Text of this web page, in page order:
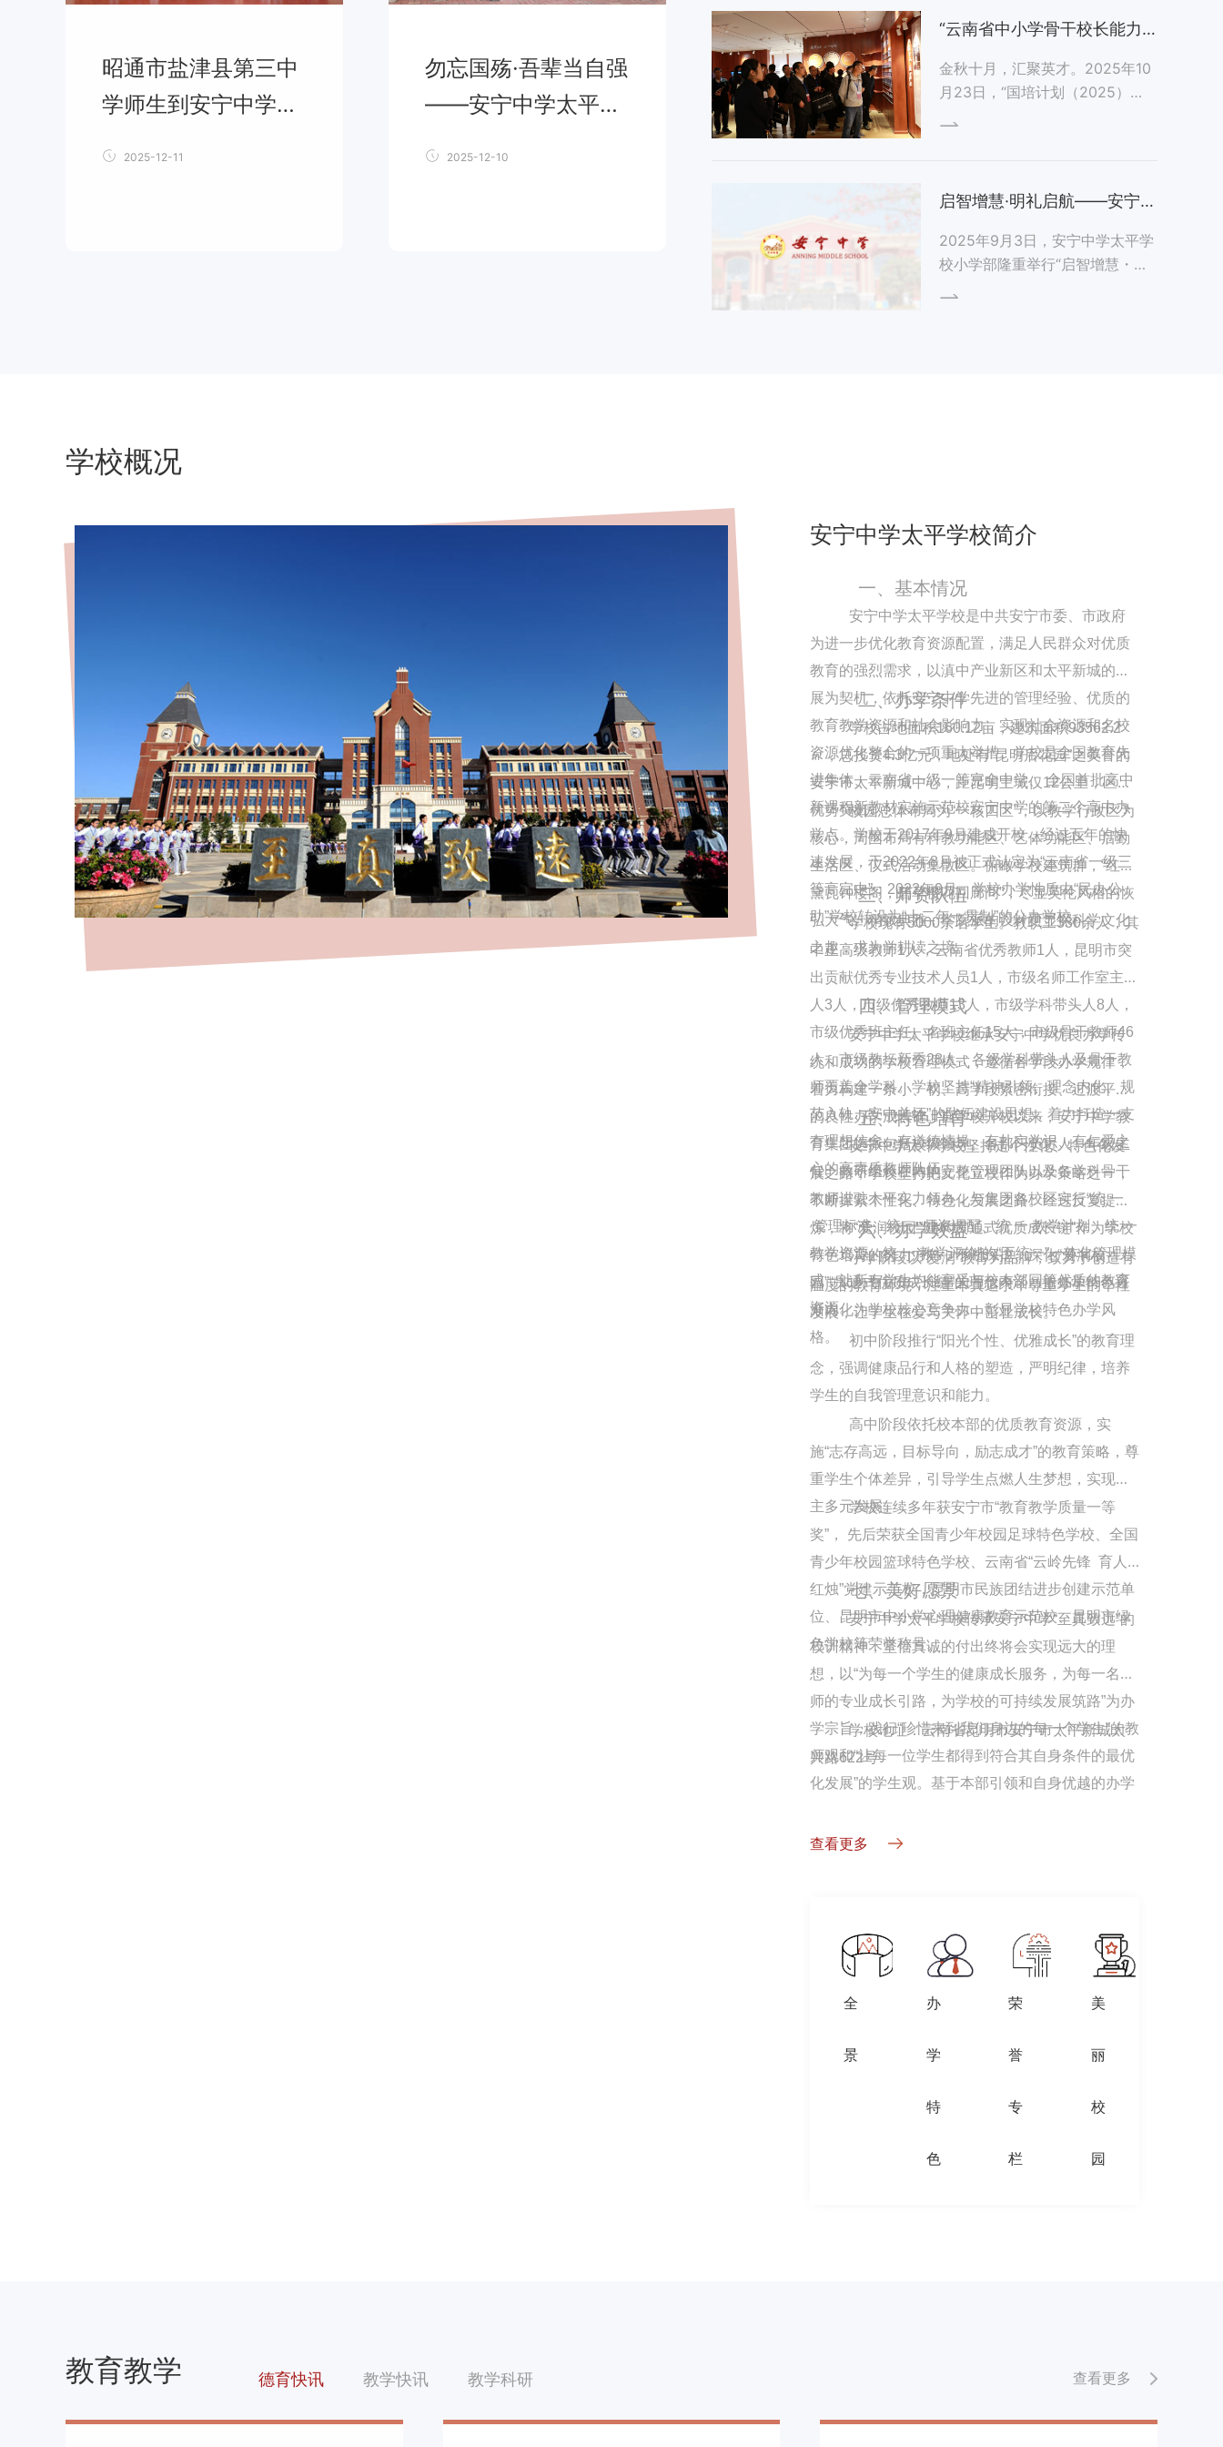
“云南省中小学骨干校长能力
提升”培训团走进安宁中学太
平学校
金秋十月，汇聚英才。2025年10
月23日，“国培计划（2025）
启智增慧·明礼启航——安宁中
学太平学校小学部一年级新生
入学仪式
2025年9月3日，安宁中学太平学
校小学部隆重举行“启智增慧・明
昭通市盐津县第三中
学师生到安宁中学教
2025-12-11
育集团访学交流
昭通市盐津县第三中学师生到安宁中
园，满地银杏织就金...
勿忘国殇·吾辈当自强
——安宁中学太平学
2025-12-10
实第12个南京大...
学校概况
安宁中学太平学校简介
一、基本情况
安宁中学太平学校是中共安宁市委、市政府
为进一步优化教育资源配置，满足人民群众对优质
教育的强烈需求，以滇中产业新区和太平新城的发
展为契机，依托安宁中学先进的管理经验、优质的
教育教学资源和社会影响力，实现社会资源和名校
资源优化整合的一项重大举措。学校是全国教育先
进集体、云南省一级一等完全中学、 全国首批高中
新课程新教材实施示范校安宁中学的第二个高中办
学点。学校于2017年9月建成开校，经过五年的快
速发展，于2022年8月被正式认定为“云南省一级三
等高完中”；2022年9月，学校办学性质由“民办公
助”学校转设为“十二年一贯制”的公办学校。
二、办学条件
学校占地面积160.12亩，建筑面积93562.2
㎡，总投资4.3亿元，地处有“昆明后花园”之美誉的
安宁市太平新城中心，距昆明主城仅12公里，区位
优势突出。校园总体布局为“一核四区”，以教学行政区为
核心，周围布局有科教功能区、艺体功能区、后勤
生活区、仪式活动集散区。俯瞰学校建筑群，“红砖
黛瓦钟楼阁，碧草樱花回廊间”，尽显英伦风格的恢
弘大气、精致典雅，学院派的设计更显探科学文化
之趣，求为学耕读之境。
三、师资队伍
学校现有5000余名学生。教职工330余人，其
中正高级教师1人，云南省优秀教师1人，昆明市突
出贡献优秀专业技术人员1人，市级名师工作室主持
人3人，市级优秀教师13人，市级学科带头人8人，
市级优秀班主任、名班主任15人，市级骨干教师46
人，市级教坛新秀28人，各级学科带头人及骨干教
师覆盖全学科。学校坚持“精神引领、理念内化、规
范入轨、安中关怀”的队伍建设思想，着力打造一支
有理想信念、有道德情操、有扎实学识、有仁爱之
心的高素质教师队伍。
四、管理模式
安宁中学太平学校继承安宁中学优良办学传
统和成功的学校管理模式，遵循各学段办学规律，
着力构建一条小、初、高学段紧密衔接、过渡平稳
的良性办学成长链。自学校开校以来，安宁中学教
育集团选派包括校级领导、各部门负责人、年级主
任、教研组长在内的完整管理团队以及各学科骨干
教师进驻太平实力领办，与集团各校区实行“统 一
管理标准、统 一 师资调配、统 一 教学计划、统 一
教学资源、统 一 教学评价”的“五统一”一体化管理模
式，让所有学生均能享受与校本部同等优质的教育
资源。
五、特色培育
安宁中学太平学校坚持走个性化、特色化发
展之路，学校坚持把文化立校作为办学策略之一，
不断探索个性化、特色化发展之路。经过反复提
炼，将“爱润校园”“建构贯通式优质成长链”作为学校
特色培育的努力方向，不断深挖、深化“爱润校
园”“贯通式优质成长链”的理念内涵，把办学特色逐
渐内化为学校核心竞争力，彰显学校特色办学风
格。
六、办学效益
小学阶段以“爱润”教育为品牌，致力于创造有
温度的教育环境，注重本真追求，尊重学生的个性
发展，让学生在爱与关怀中茁壮成长。
初中阶段推行“阳光个性、优雅成长”的教育理
念，强调健康品行和人格的塑造，严明纪律，培养
学生的自我管理意识和能力。
高中阶段依托校本部的优质教育资源，实
施“志存高远，目标导向，励志成才”的教育策略，尊
重学生个体差异，引导学生点燃人生梦想，实现自
主多元发展。
学校连续多年获安宁市“教育教学质量一等
奖”， 先后荣获全国青少年校园足球特色学校、全国
青少年校园篮球特色学校、云南省“云岭先锋  育人
红烛”党建示范校，昆明市民族团结进步创建示范单
位、昆明市中小学心理健康教育示范校、昆明市绿
色学校等荣誉称号。
七、美好愿景
安宁中学太平学校传承安宁中学“至真致远”的
校训精神，坚信真诚的付出终将会实现远大的理
想，以“为每一个学生的健康成长服务，为每一名教
师的专业成长引路，为学校的可持续发展筑路”为办
学宗旨，践行“珍惜来到我们身边的每一个学生”的教
师观和“让每一位学生都得到符合其自身条件的最优
化发展”的学生观。基于本部引领和自身优越的办学
赴，形成“再造一所省内名校”的合力，带领全体教职
展的安中学子。
学校地址：云南省昆明市安宁市太平新城太
兴路622号
查看更多
全
景
办
学
特
色
荣
誉
专
栏
美
丽
校
园
教育教学 德育快讯 教学快讯 教学科研 查看更多